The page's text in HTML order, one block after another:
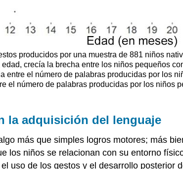
producidos por una muestra de 881 niños
crecía la brecha entre los niños pequeños
entre el número de palabras producidas por los
el número de palabras producidas por los niños
la adquisición del lenguaje
más que simples logros motores; más
los niños se relacionan con su entorno
uso de los gestos y el desarrollo